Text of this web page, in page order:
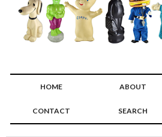
HOME ABOUT
CONTACT SEARCH